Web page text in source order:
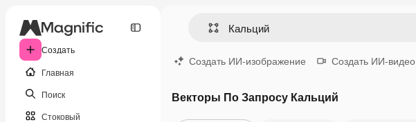
Создать
Главная
Поиск
Стоковый
Создать ИИ-изображение Создать ИИ-видео
Векторы По Запросу Кальций